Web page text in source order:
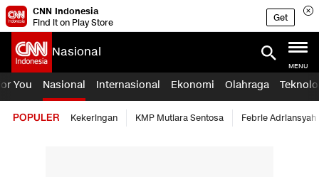
CNN Indonesia
Find it on Play Store
Get
Nasional
MENU
You Nasional Internasional Ekonomi Olahraga
POPULER Kekeringan KMP Mutiara Sentosa Febrie Adriansyah